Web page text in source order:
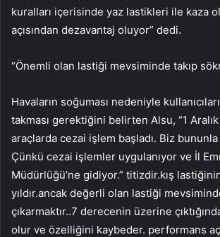
kuralları içerisinde yaz lastikleri ile kaza
açısından dezavantaj oluyor” dedi.
“Önemli olan lastiği mevsiminde takıp
Havaların soğuması nedeniyle
takması gerektiğini belirten Alsu, “1
araçlarda cezai işlem başladı. Biz
Çünkü cezai işlemler uygulanıyor ve İl
Müdürlüğü’ne gidiyor.” titizdir.kış
yıldır.ancak değerli olan lastiği
çıkarmaktır..7 derecenin üzerine
olur ve özelliğini kaybeder. performans